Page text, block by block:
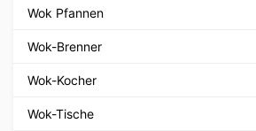
Wok Pfannen
Wok-Brenner
Wok-Kocher
Wok-Tische